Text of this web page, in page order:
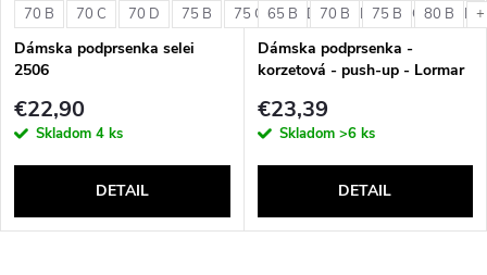
70 B 70 C 70 D 75 B 75 C 75 D 80 B 80 C 80 D
Dámska podprsenka selei
2506
€22,90
Skladom 4 ks
DETAIL
65 B 70 B 75 B 80 B
Dámska podprsenka -
korzetová - push-up - Lormar
€23,39
Skladom >6 ks
DETAIL